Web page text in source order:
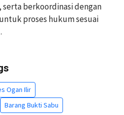
berkoordinasi dengan
proses hukum sesuai
Ogan Ilir
Barang Bukti Sabu